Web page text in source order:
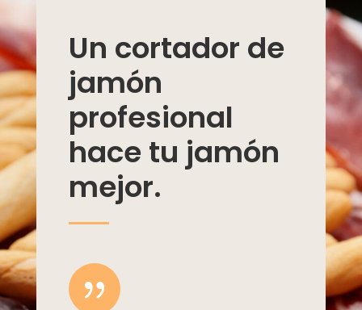
Un cortador de
jamón
profesional
hace tu jamón
mejor.
{